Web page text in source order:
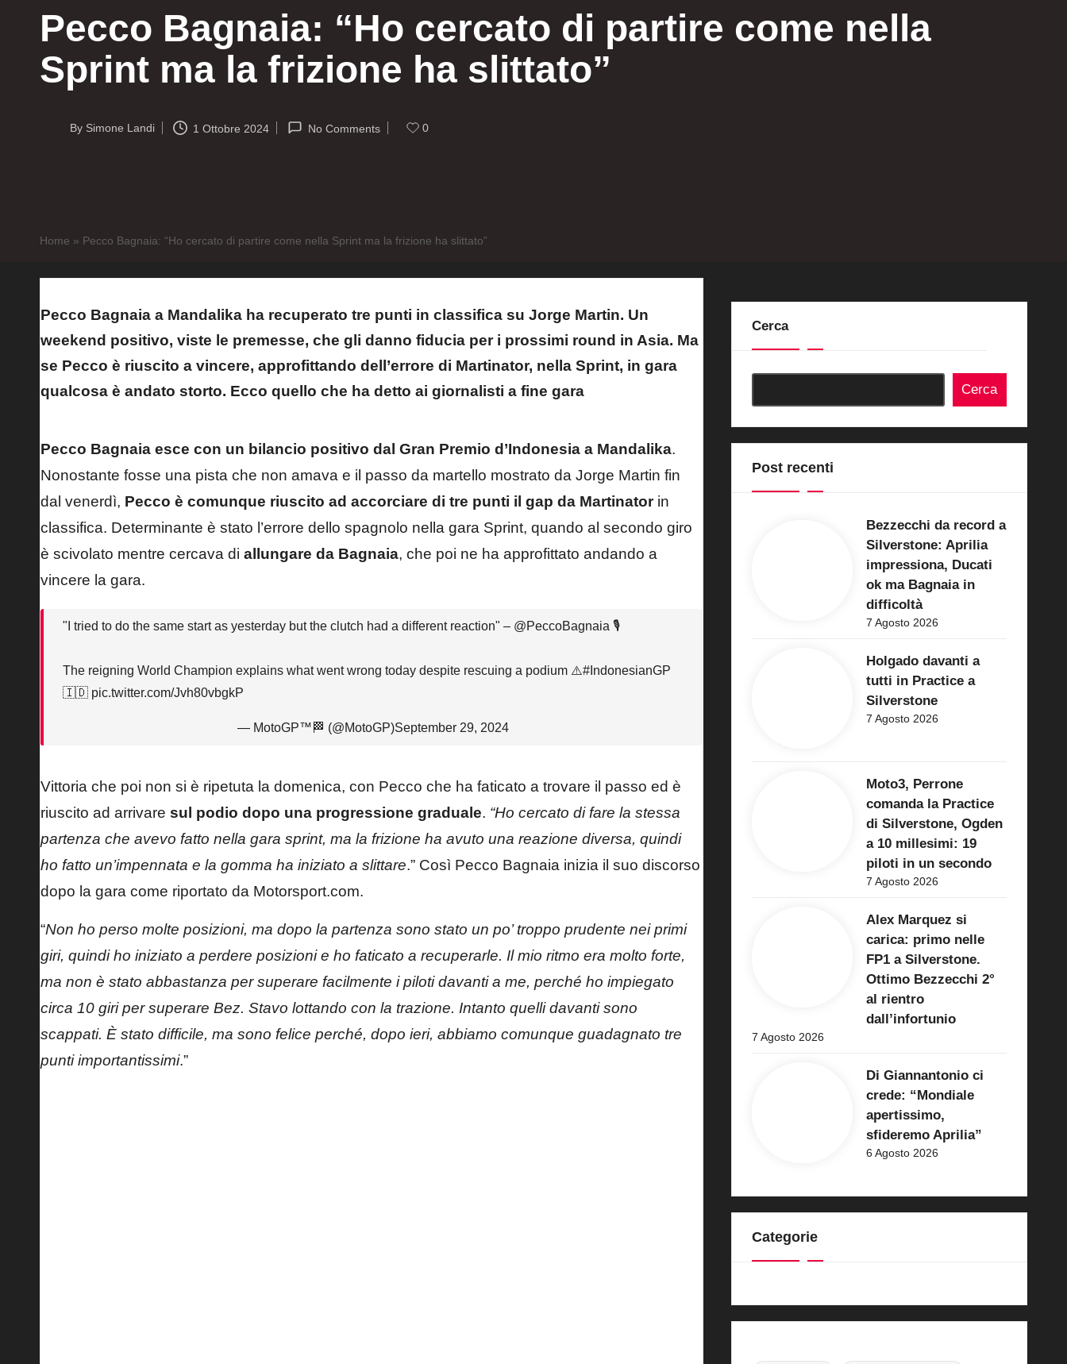
Pecco Bagnaia: “Ho cercato di partire come nella
Sprint ma la frizione ha slittato”
PostedBy Simone Landi 1 Ottobre 2024 No Comments 0
Home » Pecco Bagnaia: “Ho cercato di partire come nella Sprint ma la frizione ha slittato”
Pecco Bagnaia a Mandalika ha recuperato tre punti in classifica su Jorge Martin. Un
weekend positivo, viste le premesse, che gli danno fiducia per i prossimi round in Asia. Ma
se Pecco è riuscito a vincere, approfittando dell’errore di Martinator, nella Sprint, in gara
qualcosa è andato storto. Ecco quello che ha detto ai giornalisti a fine gara
Pecco Bagnaia esce con un bilancio positivo dal Gran Premio d’Indonesia a Mandalika.
Nonostante fosse una pista che non amava e il passo da martello mostrato da Jorge Martin fin
dal venerdì, Pecco è comunque riuscito ad accorciare di tre punti il gap da Martinatorin
classifica. Determinante è stato l’errore dello spagnolo nella gara Sprint, quando al secondo giro
è scivolato mentre cercava di allungare da Bagnaia, che poi ne ha approfittato andando a
vincere la gara.
"I tried to do the same start as yesterday but the clutch had a different reaction" – @PeccoBagnaia 🎙️
The reigning World Champion explains what went wrong today despite rescuing a podium ⚠️#IndonesianGP
🇮🇩 pic.twitter.com/Jvh80vbgkP
— MotoGP™🏁 (@MotoGP)September 29, 2024
Vittoria che poi non si è ripetuta la domenica, con Pecco che ha faticato a trovare il passo ed è
riuscito ad arrivare sul podio dopo una progressione graduale. “Ho cercato di fare la stessa
partenza che avevo fatto nella gara sprint, ma la frizione ha avuto una reazione diversa, quindi
ho fatto un’impennata e la gomma ha iniziato a slittare.” Così Pecco Bagnaia inizia il suo discorso
dopo la gara come riportato da Motorsport.com.
“Non ho perso molte posizioni, ma dopo la partenza sono stato un po’ troppo prudente nei primi
giri, quindi ho iniziato a perdere posizioni e ho faticato a recuperarle. Il mio ritmo era molto forte,
ma non è stato abbastanza per superare facilmente i piloti davanti a me, perché ho impiegato
circa 10 giri per superare Bez. Stavo lottando con la trazione. Intanto quelli davanti sono
scappati. È stato difficile, ma sono felice perché, dopo ieri, abbiamo comunque guadagnato tre
punti importantissimi.”
Cerca
Cerca
Post recenti
Bezzecchi da record a
Silverstone: Aprilia
impressiona, Ducati
ok ma Bagnaia in
difficoltà
7 Agosto 2026
Holgado davanti a
tutti in Practice a
Silverstone
7 Agosto 2026
Moto3, Perrone
comanda la Practice
di Silverstone, Ogden
a 10 millesimi: 19
piloti in un secondo
7 Agosto 2026
Alex Marquez si
carica: primo nelle
FP1 a Silverstone.
Ottimo Bezzecchi 2°
al rientro
dall’infortunio
7 Agosto 2026
Di Giannantonio ci
crede: “Mondiale
apertissimo,
sfideremo Aprilia”
6 Agosto 2026
Categorie